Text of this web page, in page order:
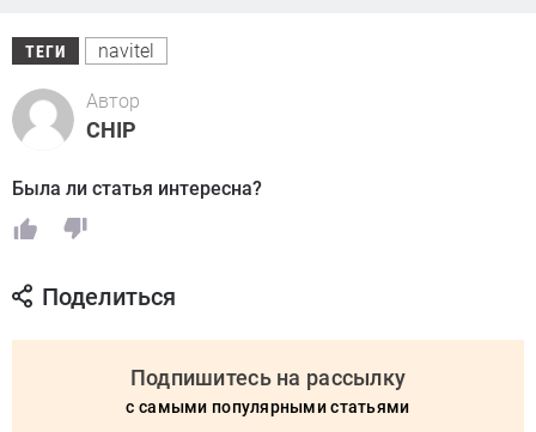
ТЕГИ navitel
Автор
CHIP
Была ли статья интересна?
Поделиться
Подпишитесь на рассылку
с самыми популярными статьями